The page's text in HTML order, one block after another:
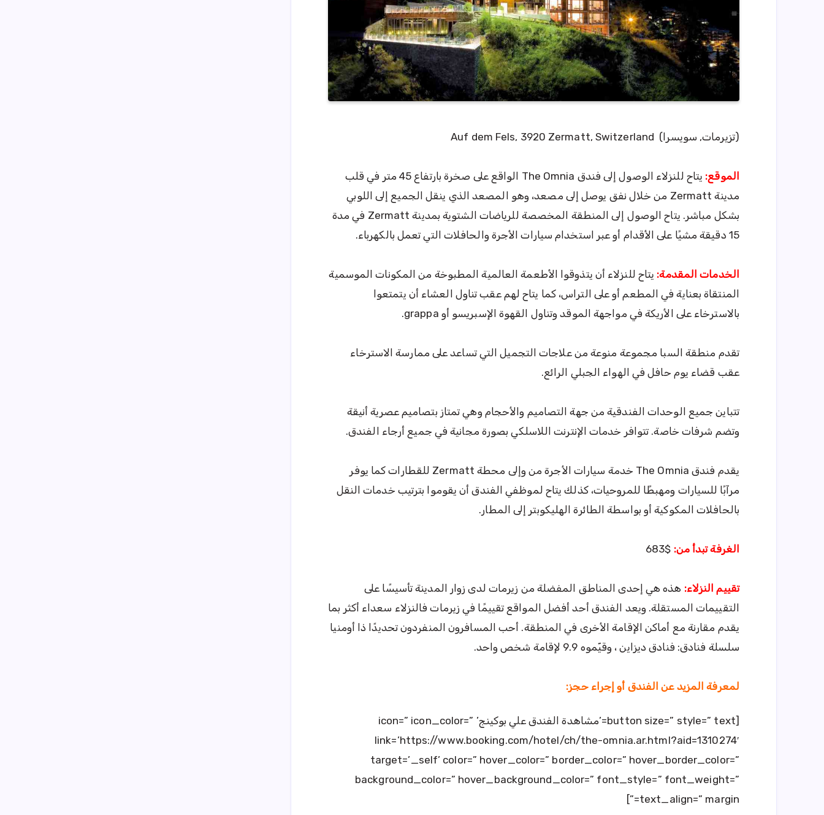
(تزيرمات, سويسرا) Auf dem Fels, 3920 Zermatt, Switzerland
الموقع:
يتاح للنزلاء الوصول إلى فندق The Omnia الواقع على صخرة بارتفاع 45 متر في قلب
مدينة Zermatt من خلال نفق يوصل إلى مصعد، وهو المصعد الذي ينقل الجميع إلى اللوبي
بشكل مباشر. يتاح الوصول إلى المنطقة المخصصة للرياضات الشتوية بمدينة Zermatt في مدة
15 دقيقة مشيًا على الأقدام أو عبر استخدام سيارات الأجرة والحافلات التي تعمل بالكهرباء.
الخدمات المقدمة: يتاح للنزلاء أن يتذوقوا الأطعمة العالمية المطبوخة من المكونات الموسمية
المنتقاة بعناية في المطعم أو على التراس، كما يتاح لهم عقب تناول العشاء أن يتمتعوا
بالاسترخاء على الأريكة في مواجهة الموقد وتناول القهوة الإسبريسو أو grappa.
تقدم منطقة السبا مجموعة منوعة من علاجات التجميل التي تساعد على ممارسة الاسترخاء
عقب قضاء يوم حافل في الهواء الجبلي الرائع.
تتباين جميع الوحدات الفندقية من جهة التصاميم والأحجام وهي تمتاز بتصاميم عصرية أنيقة
وتضم شرفات خاصة. تتوافر خدمات الإنترنت اللاسلكي بصورة مجانية في جميع أرجاء الفندق.
يقدم فندق The Omnia خدمة سيارات الأجرة من وإلى محطة Zermatt للقطارات كما يوفر
مرآبًا للسيارات ومهبطًا للمروحيات، كذلك يتاح لموظفي الفندق أن يقوموا بترتيب خدمات النقل
بالحافلات المكوكية أو بواسطة الطائرة الهليكوبتر إلى المطار.
الغرفة تبدأ من: $683
تقييم النزلاء: هذه هي إحدى المناطق المفضلة من زيرمات لدى زوار المدينة تأسيسًا على
التقييمات المستقلة. ويعد الفندق أحد أفضل المواقع تقييمًا في زيرمات فالنزلاء سعداء أكثر بما
يقدم مقارنة مع أماكن الإقامة الأخرى في المنطقة. أحب المسافرون المنفردون تحديدًا ذا أومنيا
سلسلة فنادق: فنادق ديزاين ، وقيّموه 9.9 لإقامة شخص واحد.
لمعرفة المزيد عن الفندق أو إجراء حجز:
[button size=” style=” text=’مشاهدة الفندق علي بوكينج’ icon=” icon_color=”
link=’https://www.booking.com/hotel/ch/the-omnia.ar.html?aid=1310274′
target=’_self’ color=” hover_color=” border_color=” hover_border_color=”
background_color=” hover_background_color=” font_style=” font_weight=”
text_align=” margin=”]